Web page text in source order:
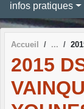
infos pratiques
Accueil
2015